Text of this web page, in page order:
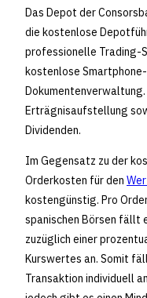
Das Depot der
die kostenlose
professionelle Trading-
kostenlose
Erträgnisaufstellung
Dividenden.
Im Gegensatz zu der
Orderkosten für den
kostengünstig. Pro
spanischen Börsen fällt
zuzüglich einer
Kurswertes an. Somit
Transaktion individuell